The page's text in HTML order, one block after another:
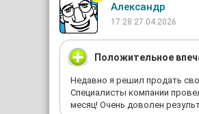
Александр
17:28 27.04.2026
Положительное
Недавно я решил продать
Специалисты компании
месяц! Очень доволен